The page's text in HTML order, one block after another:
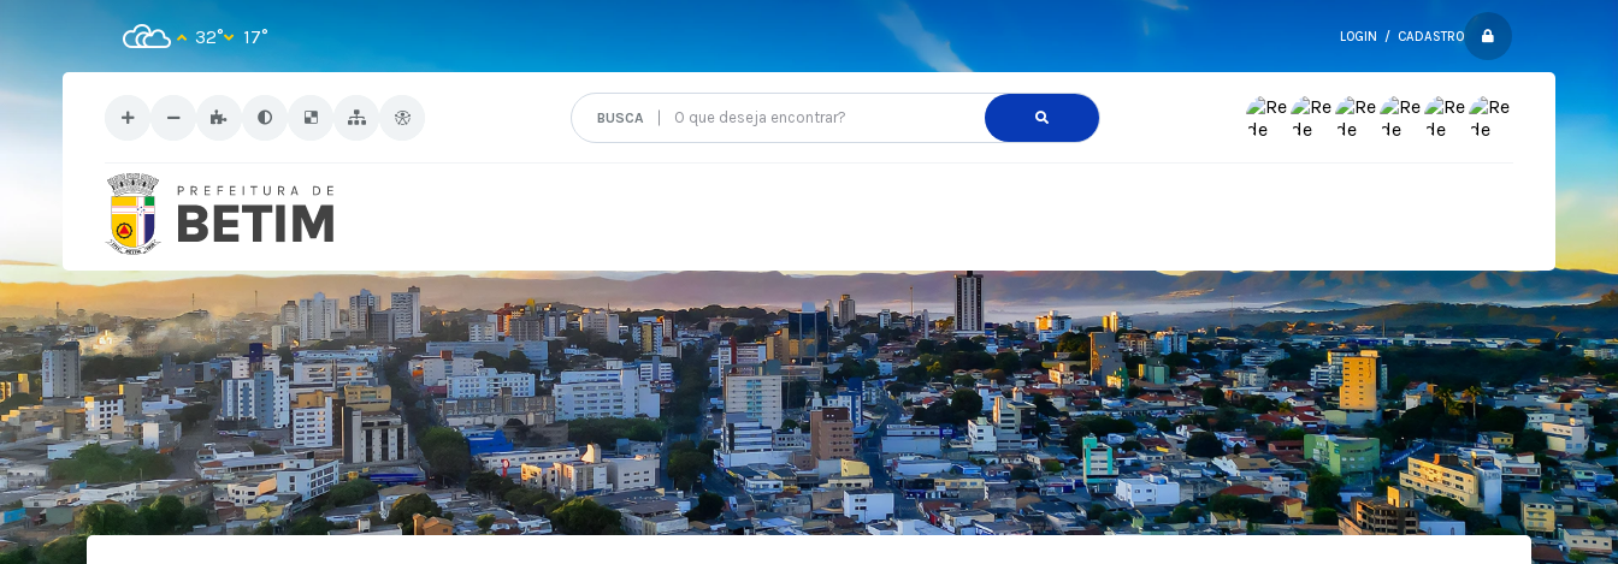
LOGIN / CADASTRO
O que deseja encontrar?
32° 17°